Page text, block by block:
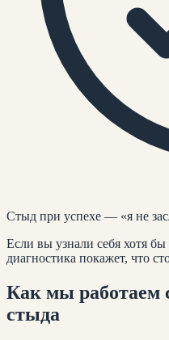
Стыд при успехе — «я не
Если вы узнали себя хотя
диагностика покажет, что
Как мы работаем
стыда